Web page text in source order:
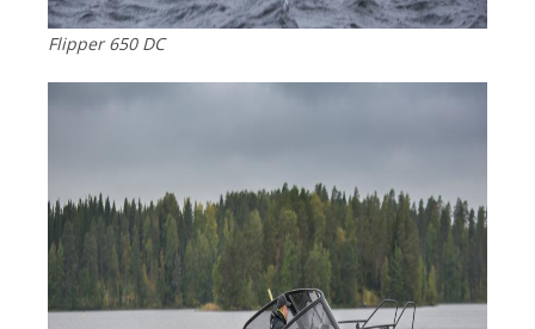
Flipper 650 DC